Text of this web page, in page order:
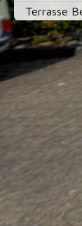
Terrasse